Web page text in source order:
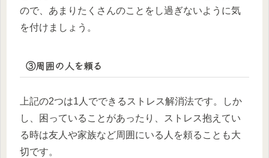
ので、あまりたくさんのことをし過ぎないように気
を付けましょう。
③周囲の人を頼る
上記の2つは1人でできるストレス解消法です。しか
し、困っていることがあったり、ストレス抱えてい
る時は友人や家族など周囲にいる人を頼ることも大
切です。